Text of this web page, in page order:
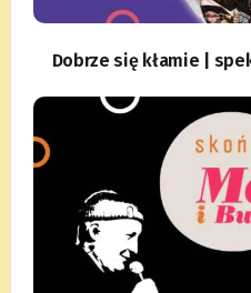
Dobrze się kłamie |